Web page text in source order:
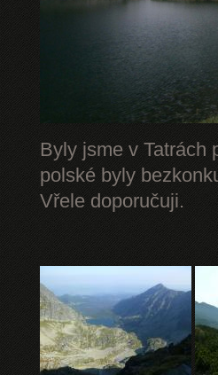
Byly jsme v Tatrách
polské byly
Vřele doporučuji.